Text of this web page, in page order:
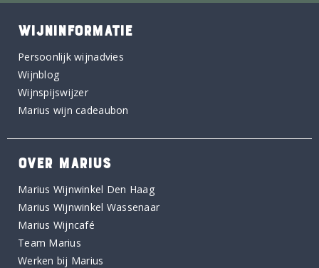
WIJNINFORMATIE
Persoonlijk wijnadvies
Wijnblog
Wijnspijswijzer
Marius wijn cadeaubon
OVER MARIUS
Marius Wijnwinkel Den Haag
Marius Wijnwinkel Wassenaar
Marius Wijncafé
Team Marius
Werken bij Marius